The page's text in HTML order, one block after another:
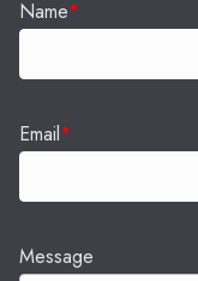
Name*
Email*
Message